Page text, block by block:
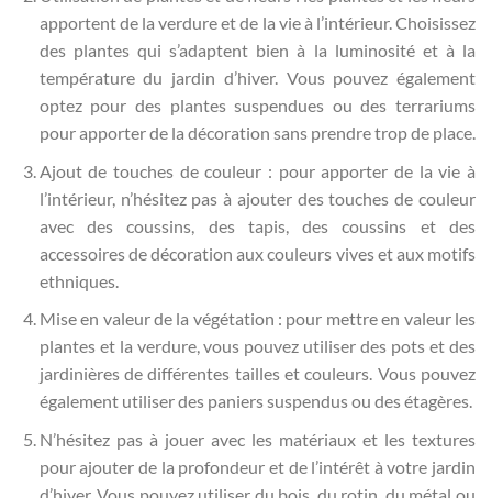
apportent de la verdure et de la vie à l’intérieur. Choisissez
des plantes qui s’adaptent bien à la luminosité et à la
température du jardin d’hiver. Vous pouvez également
optez pour des plantes suspendues ou des terrariums
pour apporter de la décoration sans prendre trop de place.
Ajout de touches de couleur : pour apporter de la vie à
l’intérieur, n’hésitez pas à ajouter des touches de couleur
avec des coussins, des tapis, des coussins et des
accessoires de décoration aux couleurs vives et aux motifs
ethniques.
Mise en valeur de la végétation : pour mettre en valeur les
plantes et la verdure, vous pouvez utiliser des pots et des
jardinières de différentes tailles et couleurs. Vous pouvez
également utiliser des paniers suspendus ou des étagères.
N’hésitez pas à jouer avec les matériaux et les textures
pour ajouter de la profondeur et de l’intérêt à votre jardin